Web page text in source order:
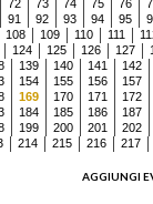
72 73 74 75 76
91 92 93 94 95
108 109 110 111
124 125 126 127
139 140 141
142
154 155 156
157
169 170 171
172
184 185 186
187
199 200 201
202
214 215 216
217
AGGIUNGI